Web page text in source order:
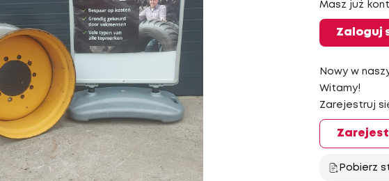
Masz już
Zaloguj
Nowy w
Witamy!
Zarejestruj
Pobierz